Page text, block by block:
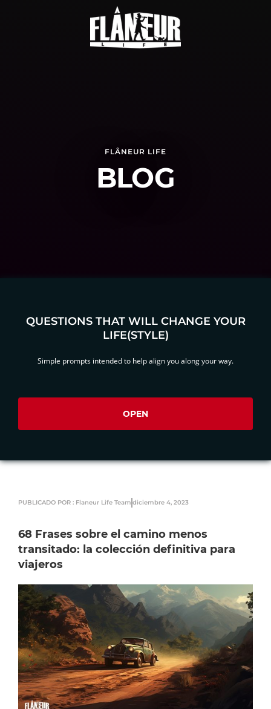
FLÂNEUR LIFE
BLOG
QUESTIONS THAT WILL CHANGE YOUR
LIFE(STYLE)
Simple prompts intended to help align you along your way.
OPEN
PUBLICADO POR : Flaneur Life Team diciembre 4, 2023
68 Frases sobre el camino menos
transitado: la colección definitiva para
viajeros